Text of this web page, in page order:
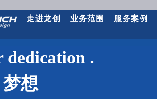
走进龙创 业务范围 服务案例
dedication .
想